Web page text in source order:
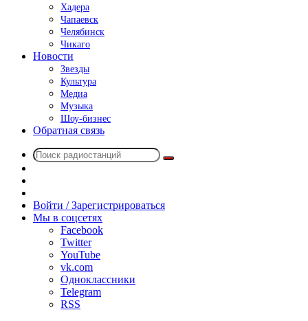
Хадера
Чапаевск
Челябинск
Чикаго
Новости
Звезды
Культура
Медиа
Музыка
Шоу-бизнес
Обратная связь
Поиск
радио
Войти / Зарегистрироваться
Мы в соцсетях
Facebook
Twitter
YouTube
vk.com
Одноклассники
Telegram
RSS